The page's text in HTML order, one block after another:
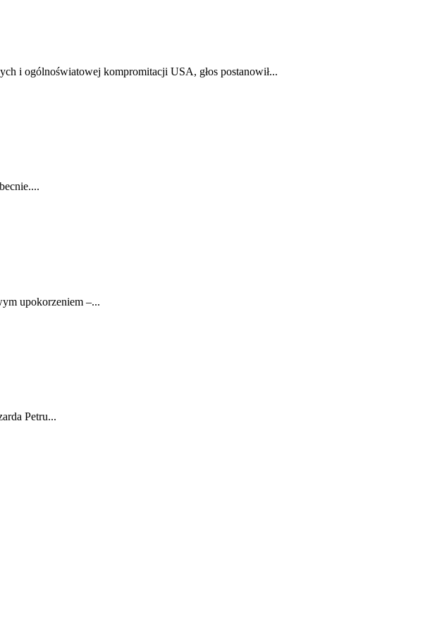
i ogólnoświatowej kompromitacji USA, głos postanowił...
upokorzeniem –...
Petru...